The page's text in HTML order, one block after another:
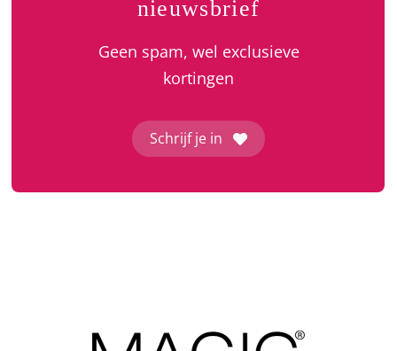
nieuwsbrief
Geen spam, wel exclusieve
kortingen
Schrijf je in